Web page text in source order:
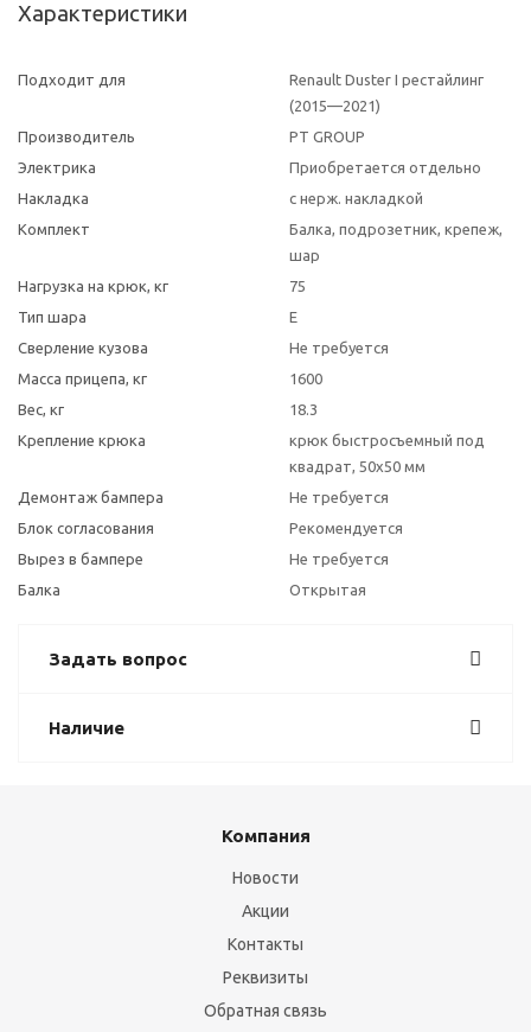
Характеристики
Подходит для
Renault Duster I рестайлинг
(2015—2021)
Производитель
PT GROUP
Электрика
Приобретается отдельно
Накладка
с нерж. накладкой
Комплект
Балка, подрозетник, крепеж,
шар
Нагрузка на крюк, кг
75
Тип шара
E
Сверление кузова
Не требуется
Масса прицепа, кг
1600
Вес, кг
18.3
Крепление крюка
крюк быстросъемный под
квадрат, 50х50 мм
Демонтаж бампера
Не требуется
Блок согласования
Рекомендуется
Вырез в бампере
Не требуется
Балка
Открытая
Задать вопрос
Наличие
Компания
Новости
Акции
Контакты
Реквизиты
Обратная связь